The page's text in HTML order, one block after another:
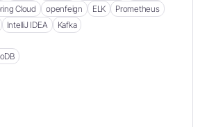
Cloud openfeign ELK
Prometheus
IntelliJ IDEA Kafka